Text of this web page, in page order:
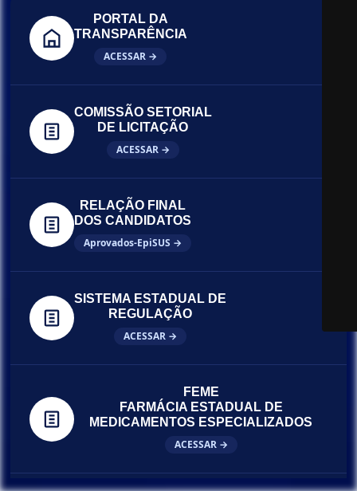
PORTAL DA
TRANSPARÊNCIA
ACESSAR →
COMISSÃO SETORIAL
DE LICITAÇÃO
ACESSAR →
RELAÇÃO FINAL
DOS CANDIDATOS
Aprovados-EpiSUS →
SISTEMA ESTADUAL DE
REGULAÇÃO
ACESSAR →
FEME
FARMÁCIA ESTADUAL DE
MEDICAMENTOS ESPECIALIZADOS
ACESSAR →